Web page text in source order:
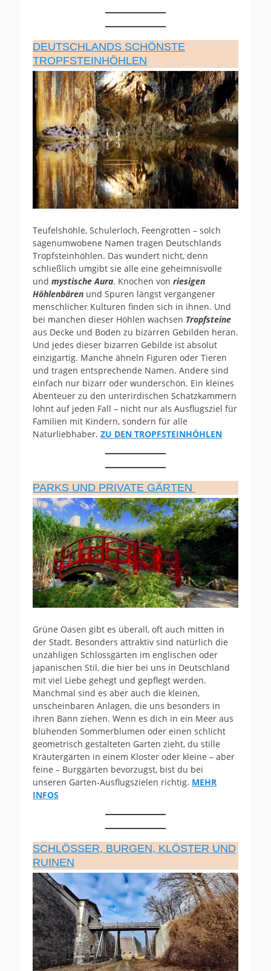
DEUTSCHLANDS SCHÖNSTE
TROPFSTEINHÖHLEN
Teufelshöhle, Schulerloch, Feengrotten – solch
sagenumwobene Namen tragen Deutschlands
Tropfsteinhöhlen. Das wundert nicht, denn
schließlich umgibt sie alle eine geheimnisvolle
und mystische Aura. Knochen von riesigen
Höhlenbären und Spuren längst vergangener
menschlicher Kulturen finden sich in ihnen. Und
bei manchen dieser Höhlen wachsen Tropfsteine
aus Decke und Boden zu bizarren Gebilden heran.
Und jedes dieser bizarren Gebilde ist absolut
einzigartig. Manche ähneln Figuren oder Tieren
und tragen entsprechende Namen. Andere sind
einfach nur bizarr oder wunderschön. Ein kleines
Abenteuer zu den unterirdischen Schatzkammern
lohnt auf jeden Fall – nicht nur als Ausflugsziel für
Familien mit Kindern, sondern für alle
Naturliebhaber. ZU DEN TROPFSTEINHÖHLEN
PARKS UND PRIVATE GÄRTEN
Grüne Oasen gibt es überall, oft auch mitten in
der Stadt. Besonders attraktiv sind natürlich die
unzähligen Schlossgärten im englischen oder
japanischen Stil, die hier bei uns in Deutschland
mit viel Liebe gehegt und gepflegt werden.
Manchmal sind es aber auch die kleinen,
unscheinbaren Anlagen, die uns besonders in
ihren Bann ziehen. Wenn es dich in ein Meer aus
blühenden Sommerblumen oder einen schlicht
geometrisch gestalteten Garten zieht, du stille
Kräutergärten in einem Kloster oder kleine – aber
feine – Burggärten bevorzugst, bist du bei
unseren Garten-Ausflugszielen richtig. MEHR
INFOS
SCHLÖSSER, BURGEN, KLÖSTER UND
RUINEN